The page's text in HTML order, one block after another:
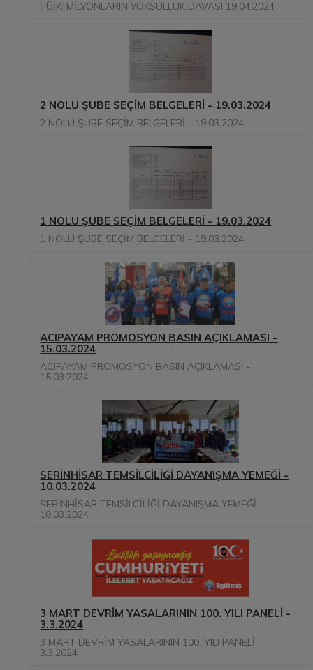
TÜİK: MİLYONLARIN YOKSULLUK DAVASI 19.04.2024
2 NOLU ŞUBE SEÇİM BELGELERİ - 19.03.2024
2 NOLU ŞUBE SEÇİM BELGELERİ - 19.03.2024
1 NOLU ŞUBE SEÇİM BELGELERİ - 19.03.2024
1 NOLU ŞUBE SEÇİM BELGELERİ - 19.03.2024
ACIPAYAM PROMOSYON BASIN AÇIKLAMASI -
15.03.2024
ACIPAYAM PROMOSYON BASIN AÇIKLAMASI -
15.03.2024
SERİNHİSAR TEMSİLCİLİĞİ DAYANIŞMA YEMEĞİ -
10.03.2024
SERİNHİSAR TEMSİLCİLİĞİ DAYANIŞMA YEMEĞİ -
10.03.2024
3 MART DEVRİM YASALARININ 100. YILI PANELİ -
3.3.2024
3 MART DEVRİM YASALARININ 100. YILI PANELİ -
3.3.2024